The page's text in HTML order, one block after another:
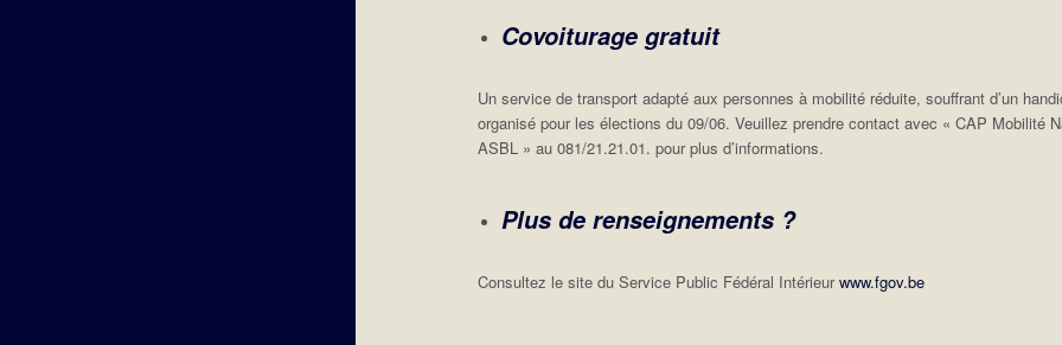
Covoiturage gratuit
Un service de transport adapté aux personnes à mobilité réduite, souffrant d’un
organisé pour les élections du 09/06. Veuillez prendre contact avec « CAP Mobilité
ASBL » au 081/21.21.01. pour plus d’informations.
Plus de renseignements ?
Consultez le site du Service Public Fédéral Intérieurwww.fgov.be